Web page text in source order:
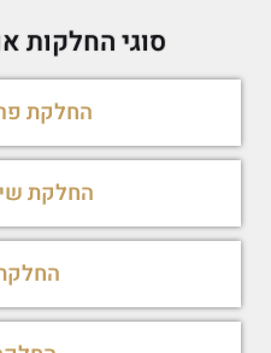
סוגי החלקות
החלקת
החלקת